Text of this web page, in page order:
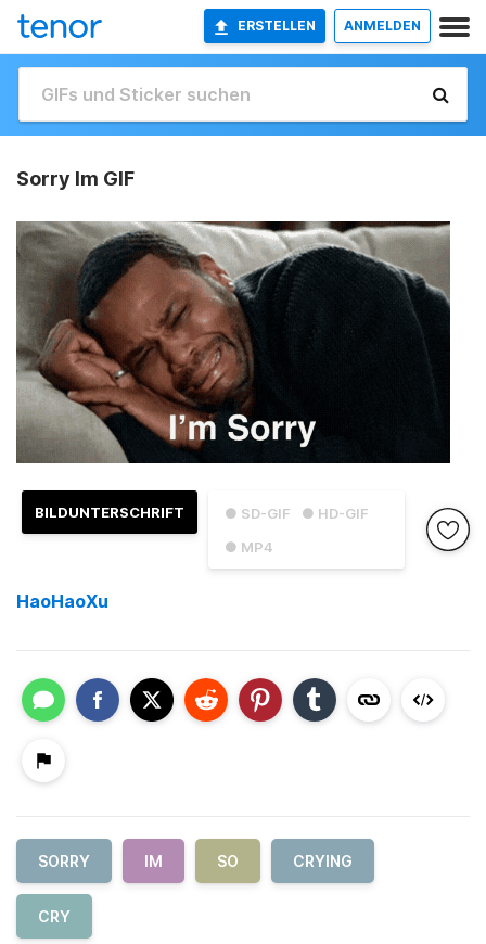
ERSTELLEN ANMELDEN
Sorry Im GIF
● SD-GIF
● HD-GIF
● MP4
BILDUNTERSCHRIFT
HaoHaoXu
SORRY IM SO CRYING
CRY